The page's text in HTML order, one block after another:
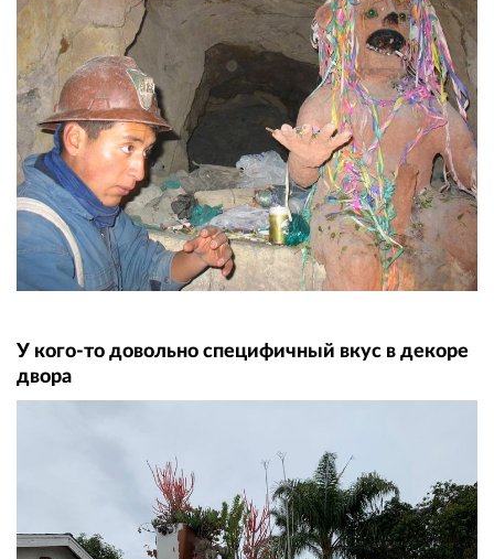
У кого-то довольно специфичный вкус в декоре
двора